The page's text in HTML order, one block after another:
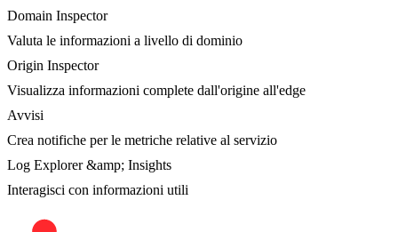
Domain Inspector
Valuta le informazioni a livello di dominio
Origin Inspector
Visualizza informazioni complete dall'origine all'edge
Avvisi
Crea notifiche per le metriche relative al servizio
Log Explorer &amp; Insights
Interagisci con informazioni utili